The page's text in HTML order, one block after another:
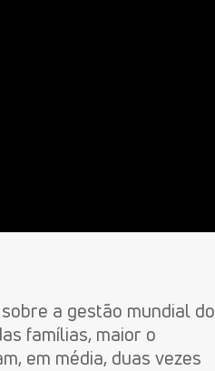
a gestão mundial do
famílias, maior o
em média, duas vezes